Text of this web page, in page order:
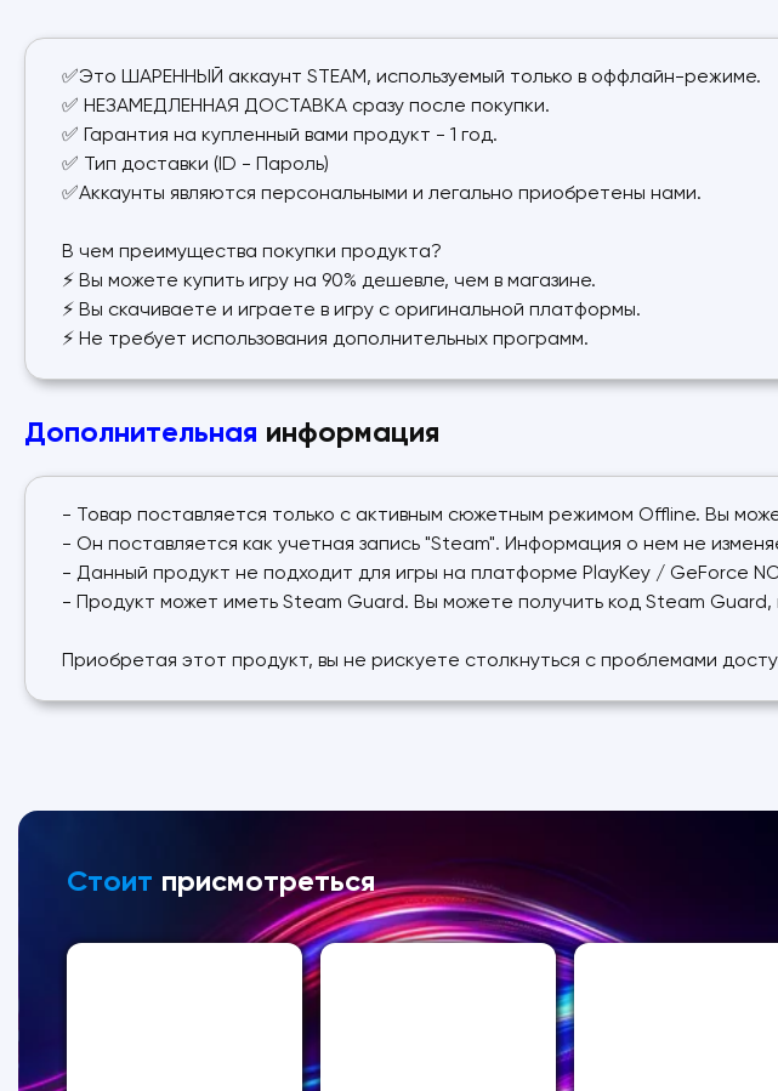
✅Это ШАРЕННЫЙ аккаунт STEAM, используемый только в оффлайн-режиме.
✅ НЕЗАМЕДЛЕННАЯ ДОСТАВКА сразу после покупки.
✅ Гарантия на купленный вами продукт - 1 год.
✅ Тип доставки (ID - Пароль)
✅Аккаунты являются персональными и легально приобретены нами.
В чем преимущества покупки продукта?
⚡ Вы можете купить игру на 90% дешевле, чем в магазине.
⚡ Вы скачиваете и играете в игру с оригинальной платформы.
⚡ Не требует использования дополнительных программ.
Дополнительная информация
- Товар поставляется только с активным сюжетным режимом Offline. Вы
- Он поставляется как учетная запись "Steam". Информация о нем не
- Данный продукт не подходит для игры на платформе PlayKey / GeForce
- Продукт может иметь Steam Guard. Вы можете получить код Steam Guard,
Приобретая этот продукт, вы не рискуете столкнуться с проблемами
Стоит присмотреться